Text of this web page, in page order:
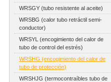
WRSGY (tubo resistente al aceite)
WRSBG (calor tubo retráctil semi-
conductor)
WRSYL (encogimiento del calor de
tubo de control del estrés)
WRSHG (encogimiento del calor de
tubo de protección)
WRSHJG (termocontraíbles tubo de